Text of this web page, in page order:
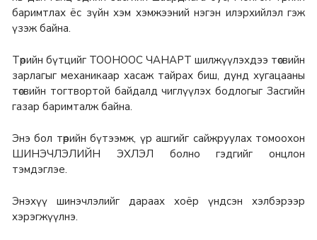
баримтлах ёс зүйн хэм хэмжээний нэгэн илэрхийлэл гэж
үзэж байна.
Төрийн бүтцийг ТООНООС ЧАНАРТ шилжүүлэхдээ төсвийн
зарлагыг механикаар хасаж тайрах биш, дунд хугацааны
төсвийн тогтвортой байдалд чиглүүлэх бодлогыг Засгийн
газар баримталж байна.
Энэ бол төрийн бүтээмж, үр ашгийг сайжруулах томоохон
ШИНЭЧЛЭЛИЙН ЭХЛЭЛ болно гэдгийг онцлон
тэмдэглэе.
Энэхүү шинэчлэлийг дараах хоёр үндсэн хэлбэрээр
хэрэгжүүлнэ.